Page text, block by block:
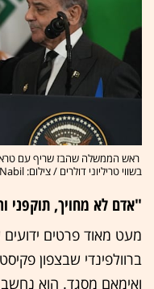
ראש הממשלה שהבז שריף עם
בשווי טריליוני דולרים / צילום: ap, Amr Nabil
"אדם לא מחויך, תוקפני
ברוולפינדי שבצפון
ואימאם מסגד. הוא